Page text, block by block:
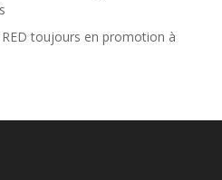
toujours en promotion à